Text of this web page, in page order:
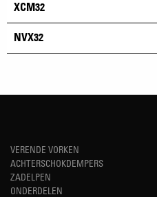
XCM32
NVX32
VERENDE VORKEN
ACHTERSCHOKDEMPERS
ZADELPEN
ONDERDELEN